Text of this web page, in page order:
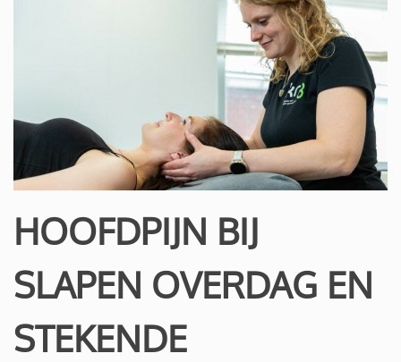
HOOFDPIJN BIJ
SLAPEN OVERDAG EN
STEKENDE